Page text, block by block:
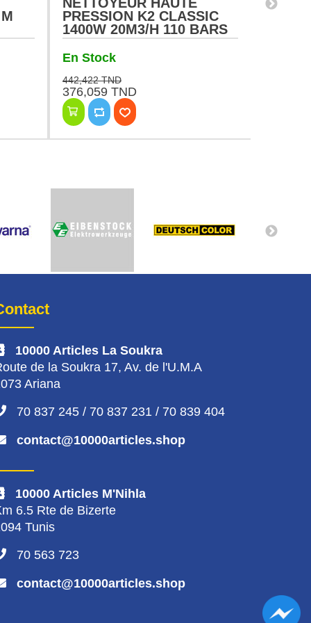
PRESSION K2 CLASSIC
1400W 20M3/H 110 BARS
KARCHER
En Stock
442,422 TND
376,059 TND
10000 Articles La Soukra
de la Soukra 17, Av. de l'U.M.A
Ariana
70 837 245 / 70 837 231 / 70 839 404
contact@10000articles.shop
10000 Articles M'Nihla
6.5 Rte de Bizerte
Tunis
70 563 723
contact@10000articles.shop